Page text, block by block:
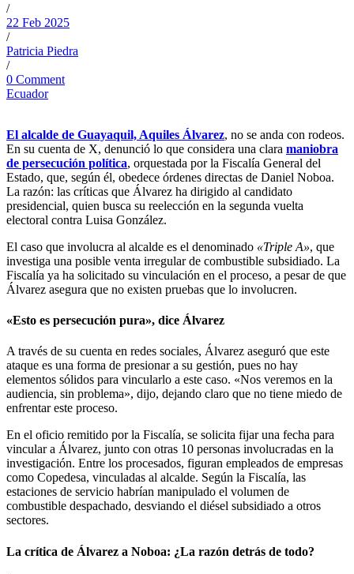
/
22 Feb 2025
/
Patricia Piedra
/
0 Comment
Ecuador
El alcalde de Guayaquil, Aquiles Álvarez, no se anda con rodeos.
En su cuenta de X, denunció lo que considera una clara maniobra
de persecución política, orquestada por la Fiscalía General del
Estado, que, según él, obedece órdenes directas de Daniel Noboa.
La razón: las críticas que Álvarez ha dirigido al candidato
presidencial, quien busca su reelección en la segunda vuelta
electoral contra Luisa González.
El caso que involucra al alcalde es el denominado «Triple A», que
investiga una posible venta irregular de combustible subsidiado. La
Fiscalía ya ha solicitado su vinculación en el proceso, a pesar de que
Álvarez asegura que no existen pruebas que lo involucren.
«Esto es persecución pura», dice Álvarez
A través de su cuenta en redes sociales, Álvarez aseguró que este
ataque es una forma de presionar a su gestión, pues no hay
elementos sólidos para vincularlo a este caso. «Nos veremos en la
audiencia, sin problema», dijo, dejando claro que no tiene miedo de
enfrentar este proceso.
En el oficio remitido por la Fiscalía, se solicita fijar una fecha para
vincular a Álvarez, junto con otras 10 personas involucradas en la
investigación. Entre los procesados, figuran empleados de empresas
como Copedesa, vinculadas al alcalde. Según la Fiscalía, las
estaciones de servicio habrían manipulado el volumen de
combustible despachado, desviando el diésel subsidiado a otros
sectores.
La crítica de Álvarez a Noboa: ¿La razón detrás de todo?